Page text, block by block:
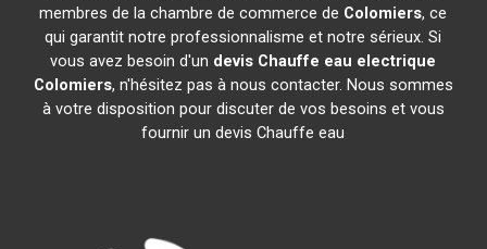
membres de la chambre de commerce de Colomiers, ce
qui garantit notre professionnalisme et notre sérieux. Si
vous avez besoin d'un devis Chauffe eau electrique
Colomiers, n'hésitez pas à nous contacter. Nous sommes
à votre disposition pour discuter de vos besoins et vous
fournir un devis Chauffe eau